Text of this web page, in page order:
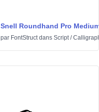
Snell Roundhand Pro
par FontStructdans Script/